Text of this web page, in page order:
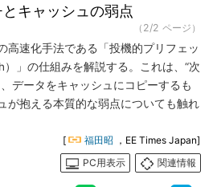
キャッシュの弱点
（2/2 ページ）
高速化手法である「投機的プリフェッ
」の仕組みを解説する。これは、“次
データをキャッシュにコピーするも
が抱える本質的な弱点についても触れ
[ 福田昭 ，EE Times Japan]
PC用表示
関連情報